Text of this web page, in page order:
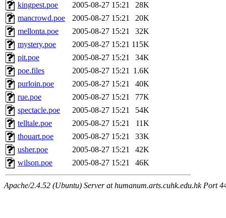
kingpest.poe
2005-08-27 15:21
28K
mancrowd.poe
2005-08-27 15:21
20K
mellonta.poe
2005-08-27 15:21
32K
mystery.poe
2005-08-27 15:21 115K
pit.poe
2005-08-27 15:21
34K
poe.files
2005-08-27 15:21 1.6K
purloin.poe
2005-08-27 15:21
40K
rue.poe
2005-08-27 15:21
77K
spectacle.poe
2005-08-27 15:21
54K
telltale.poe
2005-08-27 15:21
11K
thouart.poe
2005-08-27 15:21
33K
usher.poe
2005-08-27 15:21
42K
wilson.poe
2005-08-27 15:21 46K
Apache/2.4.52 (Ubuntu) Server at humanum.arts.cuhk.edu.hk Port